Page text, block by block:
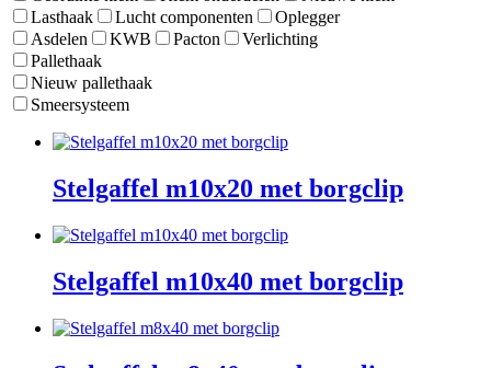
Lasthaak
Lucht componenten
Oplegger
Asdelen
KWB Pacton
Verlichting
Pallethaak
Nieuw pallethaak
Smeersysteem
Stelgaffel m10x20 met borgclip
Stelgaffel m10x40 met borgclip